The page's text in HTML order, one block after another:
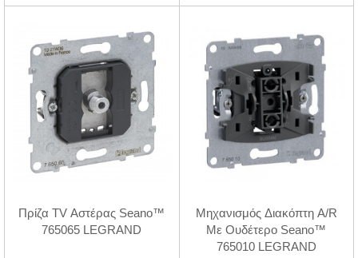
Πρίζα ΤV Αστέρας Seano™
765065 LEGRAND
Μηχανισμός Διακόπτη A/R
Με Ουδέτερο Seano™
765010 LEGRAND